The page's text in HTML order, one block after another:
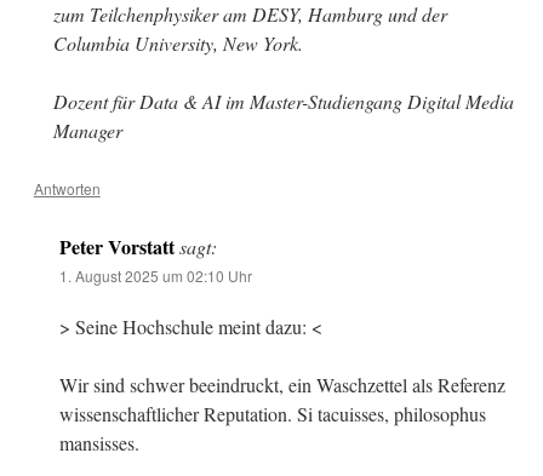
zum Teilchenphysiker am DESY, Hamburg und der
Columbia University, New York.
Dozent für Data & AI im Master-Studiengang Digital Media
Manager
Antworten
Peter Vorstatt sagt:
1. August 2025 um 02:10 Uhr
> Seine Hochschule meint dazu: <
Wir sind schwer beeindruckt, ein Waschzettel als Referenz
wissenschaftlicher Reputation. Si tacuisses, philosophus
mansisses.